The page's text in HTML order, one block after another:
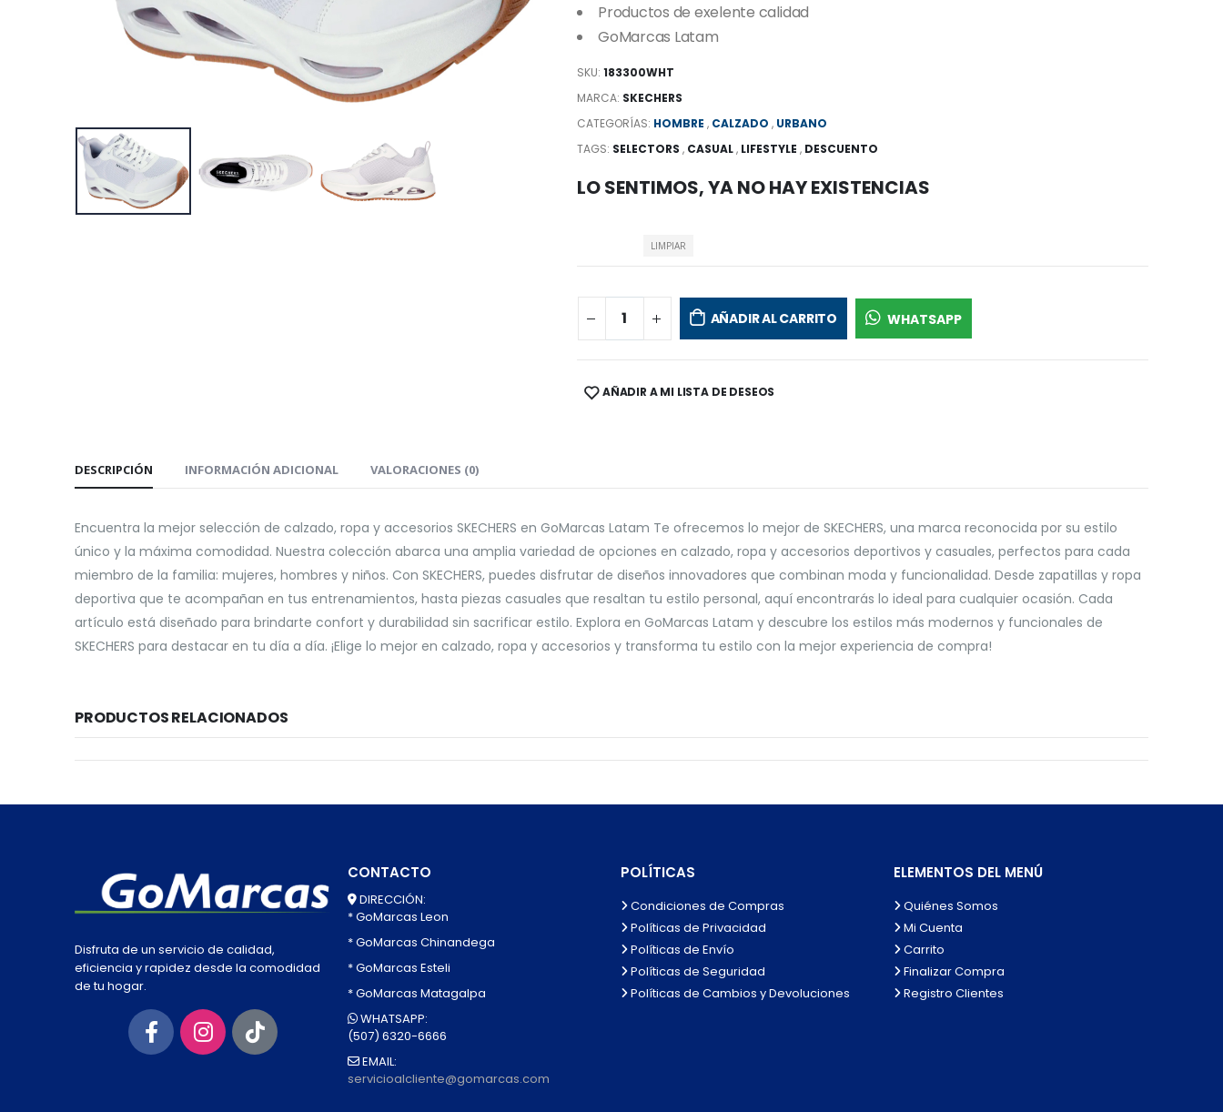
Productos de exelente calidad
GoMarcas Latam
SKU:183300WHT
MARCA: SKECHERS
CATEGORÍAS: HOMBRE , CALZADO , URBANO
TAGS: SELECTORS , CASUAL, LIFESTYLE , DESCUENTO
LO SENTIMOS, YA NO HAY EXISTENCIAS
LIMPIAR
AÑADIR AL CARRITO WHATSAPP
SHARE:AÑADIR A MI LISTA DE DESEOS
DESCRIPCIÓN INFORMACIÓN ADICIONAL VALORACIONES (0)
Encuentra la mejor selección de calzado, ropa y accesorios SKECHERS en GoMarcas Latam Te ofrecemos lo mejor de SKECHERS, una marca reconocida por su estilo
único y la máxima comodidad. Nuestra colección abarca una amplia variedad de opciones en calzado, ropa y accesorios deportivos y casuales, perfectos para cada
miembro de la familia: mujeres, hombres y niños. Con SKECHERS, puedes disfrutar de diseños innovadores que combinan moda y funcionalidad. Desde zapatillas y ropa
deportiva que te acompañan en tus entrenamientos, hasta piezas casuales que resaltan tu estilo personal, aquí encontrarás lo ideal para cualquier ocasión. Cada
artículo está diseñado para brindarte confort y durabilidad sin sacrificar estilo. Explora en GoMarcas Latam y descubre los estilos más modernos y funcionales de
SKECHERS para destacar en tu día a día. ¡Elige lo mejor en calzado, ropa y accesorios y transforma tu estilo con la mejor experiencia de compra!
PRODUCTOS RELACIONADOS
Disfruta de un servicio de calidad,
eficiencia y rapidez desde la comodidad
de tu hogar.
CONTACTO
DIRECCIÓN:
* GoMarcas Leon
* GoMarcas Chinandega
* GoMarcas Esteli
* GoMarcas Matagalpa
WHATSAPP:
(507) 6320-6666
EMAIL:
servicioalcliente@gomarcas.com
POLÍTICAS
Condiciones de Compras
Políticas de Privacidad
Políticas de Envío
Políticas de Seguridad
Políticas de Cambios y Devoluciones
ELEMENTOS DEL MENÚ
Quiénes Somos
Mi Cuenta
Carrito
Finalizar Compra
Registro Clientes